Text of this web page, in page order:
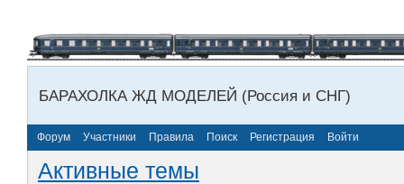
БАРАХОЛКА ЖД МОДЕЛЕЙ (Россия и СНГ)
Форум Участники Правила Поиск Регистрация Войти
Активные темы